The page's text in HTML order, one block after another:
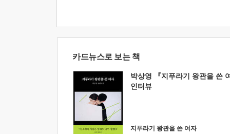
카드뉴스로 보는 책
박상영 『지푸라기 왕관을 쓴
인터뷰
지푸라기 왕관을 쓴 여자